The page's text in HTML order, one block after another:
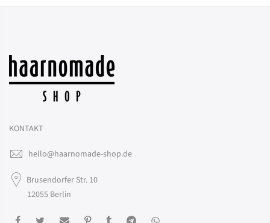
KONTAKT
hello@haarnomade-shop.de
Brusendorfer Str. 10
12055 Berlin